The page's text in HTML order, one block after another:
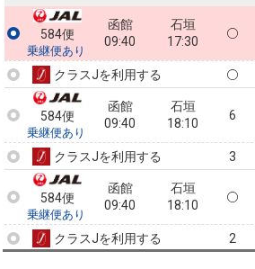
584便
乗継便あり
函館
09:40
石垣
17:30
クラスJを利用する
584便
乗継便あり
函館
09:40
石垣
18:10
6
クラスJを利用する 3
584便
乗継便あり
函館
09:40
石垣
18:10
クラスJを利用する 2